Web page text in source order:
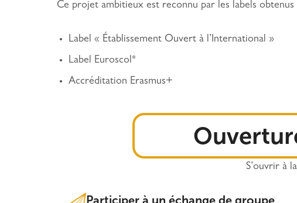
Ce projet ambitieux est reconnu par les labels obtenus
Label « Établissement Ouvert à l’International »
Label Euroscol*
Accréditation Erasmus+
S’ouvrir à
Participer à un échange de groupe